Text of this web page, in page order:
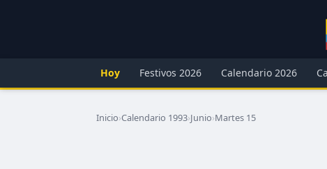
Hoy Festivos 2026 Calendario 2026
Inicio›Calendario 1993›Junio›Martes 15